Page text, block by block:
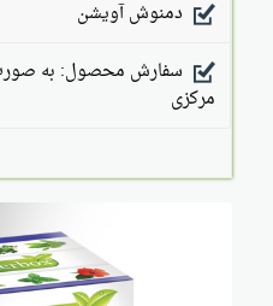
دمنوش آویشن
سفارش محصول: به
مرکزی